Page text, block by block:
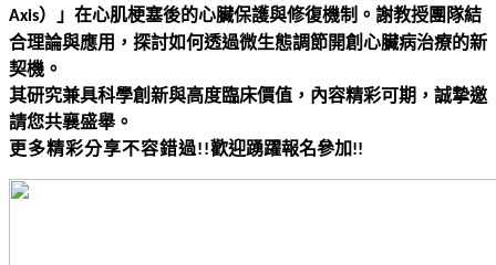
Axis）」在心肌梗塞後的心臟保護與修復機制。謝教授團隊結
合理論與應用，探討如何透過微生態調節開創心臟病治療的新
契機。
其研究兼具科學創新與高度臨床價值，內容精彩可期，誠摯邀
請您共襄盛舉。
更多精彩分享不容錯過!!歡迎踴躍報名參加!!